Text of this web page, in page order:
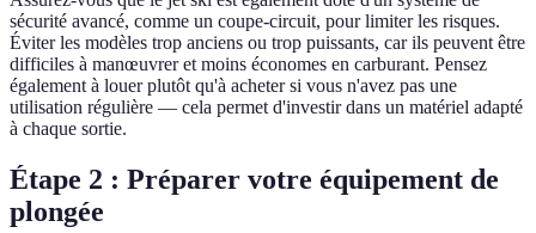
sécurité avancé, comme un coupe-circuit, pour limiter les risques.
Éviter les modèles trop anciens ou trop puissants, car ils peuvent être
difficiles à manœuvrer et moins économes en carburant. Pensez
également à louer plutôt qu'à acheter si vous n'avez pas une
utilisation régulière — cela permet d'investir dans un matériel adapté
à chaque sortie.
Étape 2 : Préparer votre équipement de
plongée